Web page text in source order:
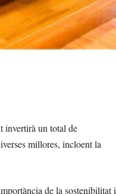
invertirà un total de
millores, incloent la
de la sostenibilitat i